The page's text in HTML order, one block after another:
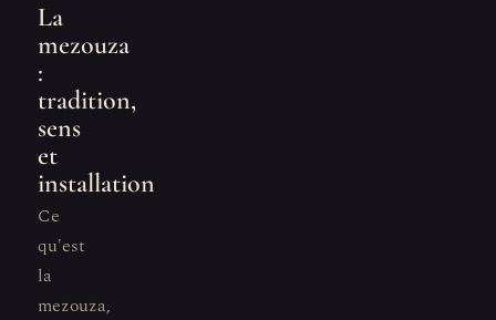
La
mezouza
:
tradition,
sens
et
installation
Ce
qu'est
la
mezouza,